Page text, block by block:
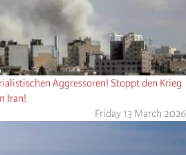
Aggressoren! Stoppt den Krieg
Iran!
Friday 13 March 2026